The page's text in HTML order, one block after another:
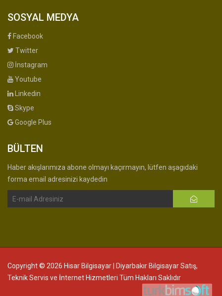
SOSYAL MEDYA
Facebook
Twitter
İnstagram
Youtube
Linkedin
Skype
Google Plus
BÜLTEN
Haber akışlarımıza abone olmayı kaçırmayın, lütfen aşagıdaki
forma email adresinizi kaydedin
Copyright © 2026 Hisar Bilgisayar | Diyarbakır Bilgisayar Satış,
Teknik Servis ve İnternet Hizmetleri Tüm Hakları Saklıdır